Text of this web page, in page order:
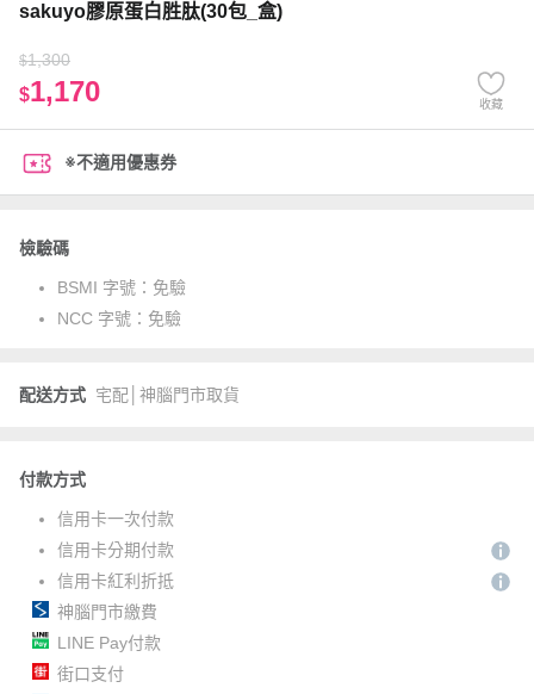
sakuyo膠原蛋白胜肽(30包_盒)
$1,300
$1,170 收藏
※不適用優惠券
檢驗碼
BSMI 字號： 免驗
NCC 字號： 免驗
配送方式 宅配│神腦門市取貨
付款方式
信用卡一次付款
信用卡分期付款
信用卡紅利折抵
神腦門市繳費
LINE Pay付款
街口支付